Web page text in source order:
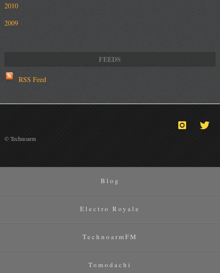
2010
2009
RSS Feed
© Technoarm
Blog
Electro Royale
TechnoarmFM
Tomodachi